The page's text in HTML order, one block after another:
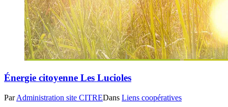
Énergie citoyenne Les Lucioles
ParAdministration site CITREDans Liens coopératives